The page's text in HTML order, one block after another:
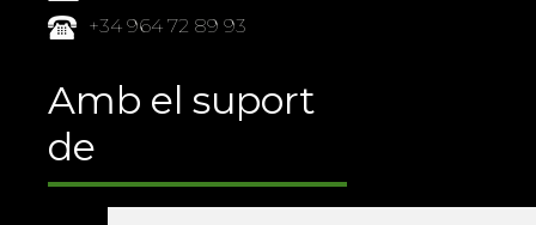
+34 964 72 89 93
Amb el suport
de